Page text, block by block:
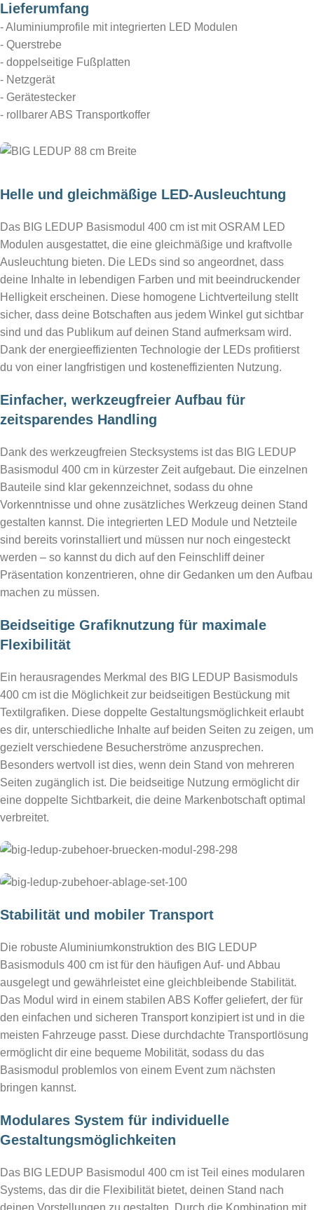
Lieferumfang
- Aluminiumprofile mit integrierten LED Modulen
- Querstrebe
- doppelseitige Fußplatten
- Netzgerät
- Gerätestecker
- rollbarer ABS Transportkoffer
Helle und gleichmäßige LED-Ausleuchtung
Das BIG LEDUP Basismodul 400 cm ist mit OSRAM LED
Modulen ausgestattet, die eine gleichmäßige und kraftvolle
Ausleuchtung bieten. Die LEDs sind so angeordnet, dass
deine Inhalte in lebendigen Farben und mit beeindruckender
Helligkeit erscheinen. Diese homogene Lichtverteilung stellt
sicher, dass deine Botschaften aus jedem Winkel gut sichtbar
sind und das Publikum auf deinen Stand aufmerksam wird.
Dank der energieeffizienten Technologie der LEDs profitierst
du von einer langfristigen und kosteneffizienten Nutzung.
Einfacher, werkzeugfreier Aufbau für
zeitsparendes Handling
Dank des werkzeugfreien Stecksystems ist das BIG LEDUP
Basismodul 400 cm in kürzester Zeit aufgebaut. Die einzelnen
Bauteile sind klar gekennzeichnet, sodass du ohne
Vorkenntnisse und ohne zusätzliches Werkzeug deinen Stand
gestalten kannst. Die integrierten LED Module und Netzteile
sind bereits vorinstalliert und müssen nur noch eingesteckt
werden – so kannst du dich auf den Feinschliff deiner
Präsentation konzentrieren, ohne dir Gedanken um den Aufbau
machen zu müssen.
Beidseitige Grafiknutzung für maximale
Flexibilität
Ein herausragendes Merkmal des BIG LEDUP Basismoduls
400 cm ist die Möglichkeit zur beidseitigen Bestückung mit
Textilgrafiken. Diese doppelte Gestaltungsmöglichkeit erlaubt
es dir, unterschiedliche Inhalte auf beiden Seiten zu zeigen, um
gezielt verschiedene Besucherströme anzusprechen.
Besonders wertvoll ist dies, wenn dein Stand von mehreren
Seiten zugänglich ist. Die beidseitige Nutzung ermöglicht dir
eine doppelte Sichtbarkeit, die deine Markenbotschaft optimal
verbreitet.
Stabilität und mobiler Transport
Die robuste Aluminiumkonstruktion des BIG LEDUP
Basismoduls 400 cm ist für den häufigen Auf- und Abbau
ausgelegt und gewährleistet eine gleichbleibende Stabilität.
Das Modul wird in einem stabilen ABS Koffer geliefert, der für
den einfachen und sicheren Transport konzipiert ist und in die
meisten Fahrzeuge passt. Diese durchdachte Transportlösung
ermöglicht dir eine bequeme Mobilität, sodass du das
Basismodul problemlos von einem Event zum nächsten
bringen kannst.
Modulares System für individuelle
Gestaltungsmöglichkeiten
Das BIG LEDUP Basismodul 400 cm ist Teil eines modularen
Systems, das dir die Flexibilität bietet, deinen Stand nach